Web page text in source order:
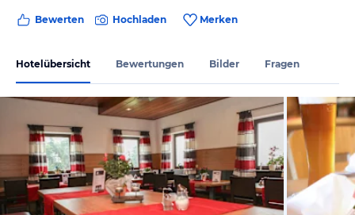
Bewerten Hochladen Merken
Hotelübersicht Bewertungen Bilder Fragen